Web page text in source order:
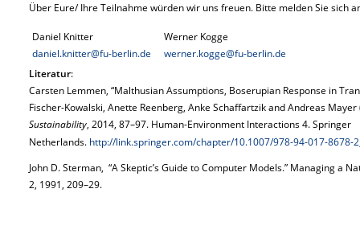
Über Eure/ Ihre Teilnahme würden wir uns freuen. Bitte melden Sie sich
Daniel Knitter
daniel.knitter@fu-berlin.de
Werner Kogge
werner.kogge@fu-berlin.de
Literatur:
Carsten Lemmen, “Malthusian Assumptions, Boserupian Response in
Fischer-Kowalski, Anette Reenberg, Anke Schaffartzik and Andreas
Sustainability, 2014, 87–97. Human-Environment Interactions 4. Springer
Netherlands. http://link.springer.com/chapter/10.1007/978-94-017-8678-
John D. Sterman, “A Skeptic’s Guide to Computer Models.” Managing a
2, 1991, 209–29.